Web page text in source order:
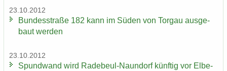
23.10.2012
Bun­des­stra­ße 182 kann im Süden von Tor­gau aus­ge­
baut wer­den
23.10.2012
Spund­wand wird Radebeul-​Naundorf künf­tig vor El­be­